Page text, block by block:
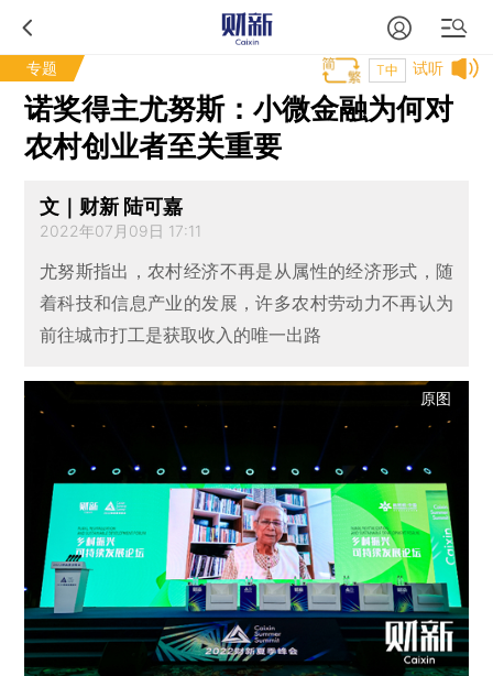
专题 试听
T中
诺奖得主尤努斯：小微金融为何对
农村创业者至关重要
文｜财新 陆可嘉
2022年07月09日 17:11
尤努斯指出，农村经济不再是从属性的经济形式，随
着科技和信息产业的发展，许多农村劳动力不再认为
前往城市打工是获取收入的唯一出路
原图